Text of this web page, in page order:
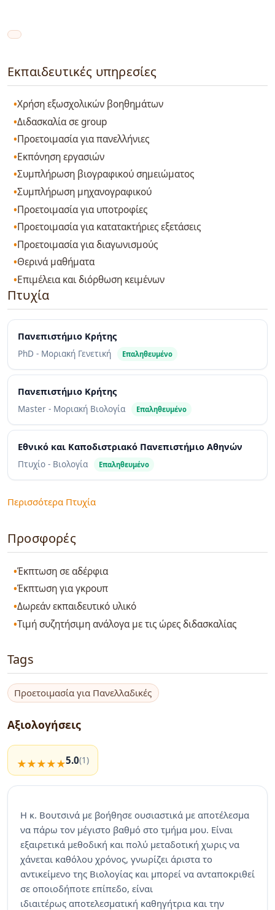
Εκπαιδευτικές υπηρεσίες
Χρήση εξωσχολικών βοηθημάτων
Διδασκαλία σε group
Προετοιμασία για πανελλήνιες
Εκπόνηση εργασιών
Συμπλήρωση βιογραφικού σημειώματος
Συμπλήρωση μηχανογραφικού
Προετοιμασία για υποτροφίες
Προετοιμασία για κατατακτήριες εξετάσεις
Προετοιμασία για διαγωνισμούς
Θερινά μαθήματα
Επιμέλεια και διόρθωση κειμένων
Πτυχία
Πανεπιστήμιο Κρήτης
PhD - Μοριακή Γενετική
Επαληθευμένο
Πανεπιστήμιο Κρήτης
Master - Μοριακή Βιολογία
Επαληθευμένο
Εθνικό και Καποδιστριακό Πανεπιστήμιο Αθηνών
Πτυχίο - Βιολογία
Επαληθευμένο
Περισσότερα Πτυχία
Προσφορές
Έκπτωση σε αδέρφια
Έκπτωση για γκρουπ
Δωρεάν εκπαιδευτικό υλικό
Τιμή συζητήσιμη ανάλογα με τις ώρες διδασκαλίας
Tags
Προετοιμασία για Πανελλαδικές
Αξιολογήσεις
5.0(1)
Η κ. Βουτσινά με βοήθησε ουσιαστικά με αποτέλεσμα
να πάρω τον μέγιστο βαθμό στο τμήμα μου. Είναι
εξαιρετικά μεθοδική και πολύ μεταδοτική χωρις να
χάνεται καθόλου χρόνος, γνωρίζει άριστα το
αντικείμενο της Βιολογίας και μπορεί να ανταποκριθεί
σε οποιοδήποτε επίπεδο, είναι
ιδιαιτέρως αποτελεσματική καθηγήτρια και την